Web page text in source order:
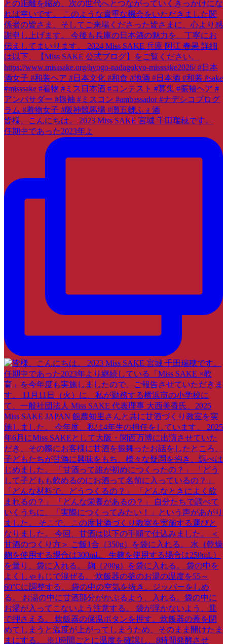
皆様、こんにちは。 2023 Miss SAKE 宮城 千田瑞穂です。
任期中であった2023年よ